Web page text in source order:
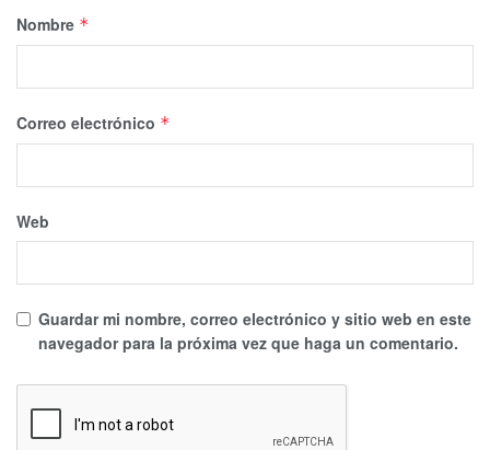
Nombre *
Correo electrónico *
Web
Guardar mi nombre, correo electrónico y sitio web en este
navegador para la próxima vez que haga un comentario.